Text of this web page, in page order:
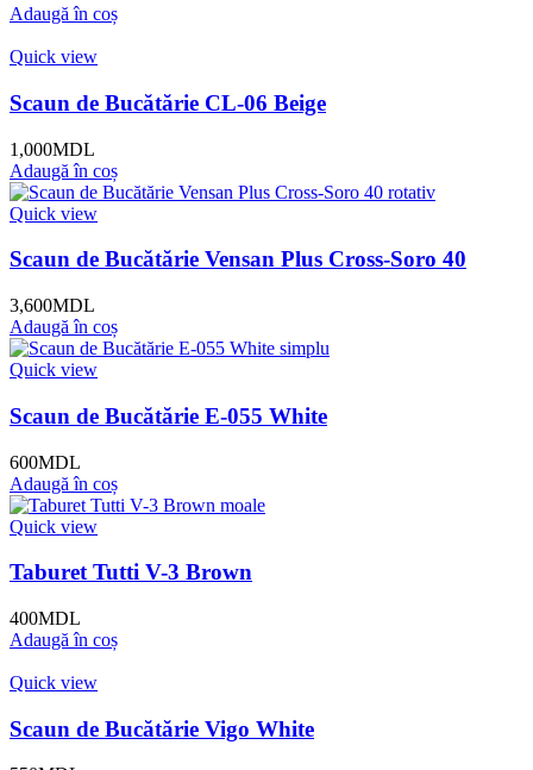
Adaugă în coș
Quick view
Scaun de Bucătărie CL-06 Beige
1,000MDL
Adaugă în coș
Quick view
Scaun de Bucătărie Vensan Plus Cross-Soro 40
3,600MDL
Adaugă în coș
Quick view
Scaun de Bucătărie E-055 White
600MDL
Adaugă în coș
Quick view
Taburet Tutti V-3 Brown
400MDL
Adaugă în coș
Quick view
Scaun de Bucătărie Vigo White